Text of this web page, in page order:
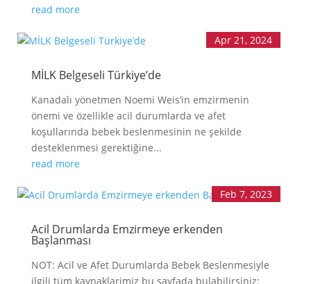
read more
MİLK Belgeseli Türkiye’de
Apr 21, 2024
Kanadalı yönetmen Noemi Weis’in emzirmenin
önemi ve özellikle acil durumlarda ve afet
koşullarında bebek beslenmesinin ne şekilde
desteklenmesi gerektiğine...
read more
Acil Drumlarda Emzirmeye erkenden
Başlanması
Feb 7, 2023
NOT: Acil ve Afet Durumlarda Bebek Beslenmesiyle
ilgili tüm kaynaklarimiz bu sayfada bulabilirsiniz: